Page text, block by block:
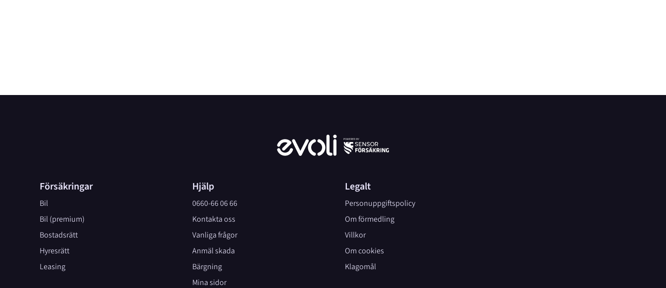
Försäkringar
Bil
Bil (premium)
Bostadsrätt
Hyresrätt
Leasing
Hjälp
0660-66 06 66
Kontakta oss
Vanliga frågor
Anmäl skada
Bärgning
Mina sidor
Legalt
Personuppgiftspolicy
Om förmedling
Villkor
Om cookies
Klagomål